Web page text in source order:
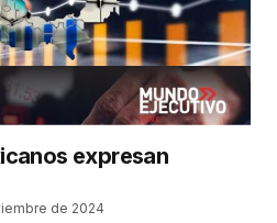
expresan
de 2024